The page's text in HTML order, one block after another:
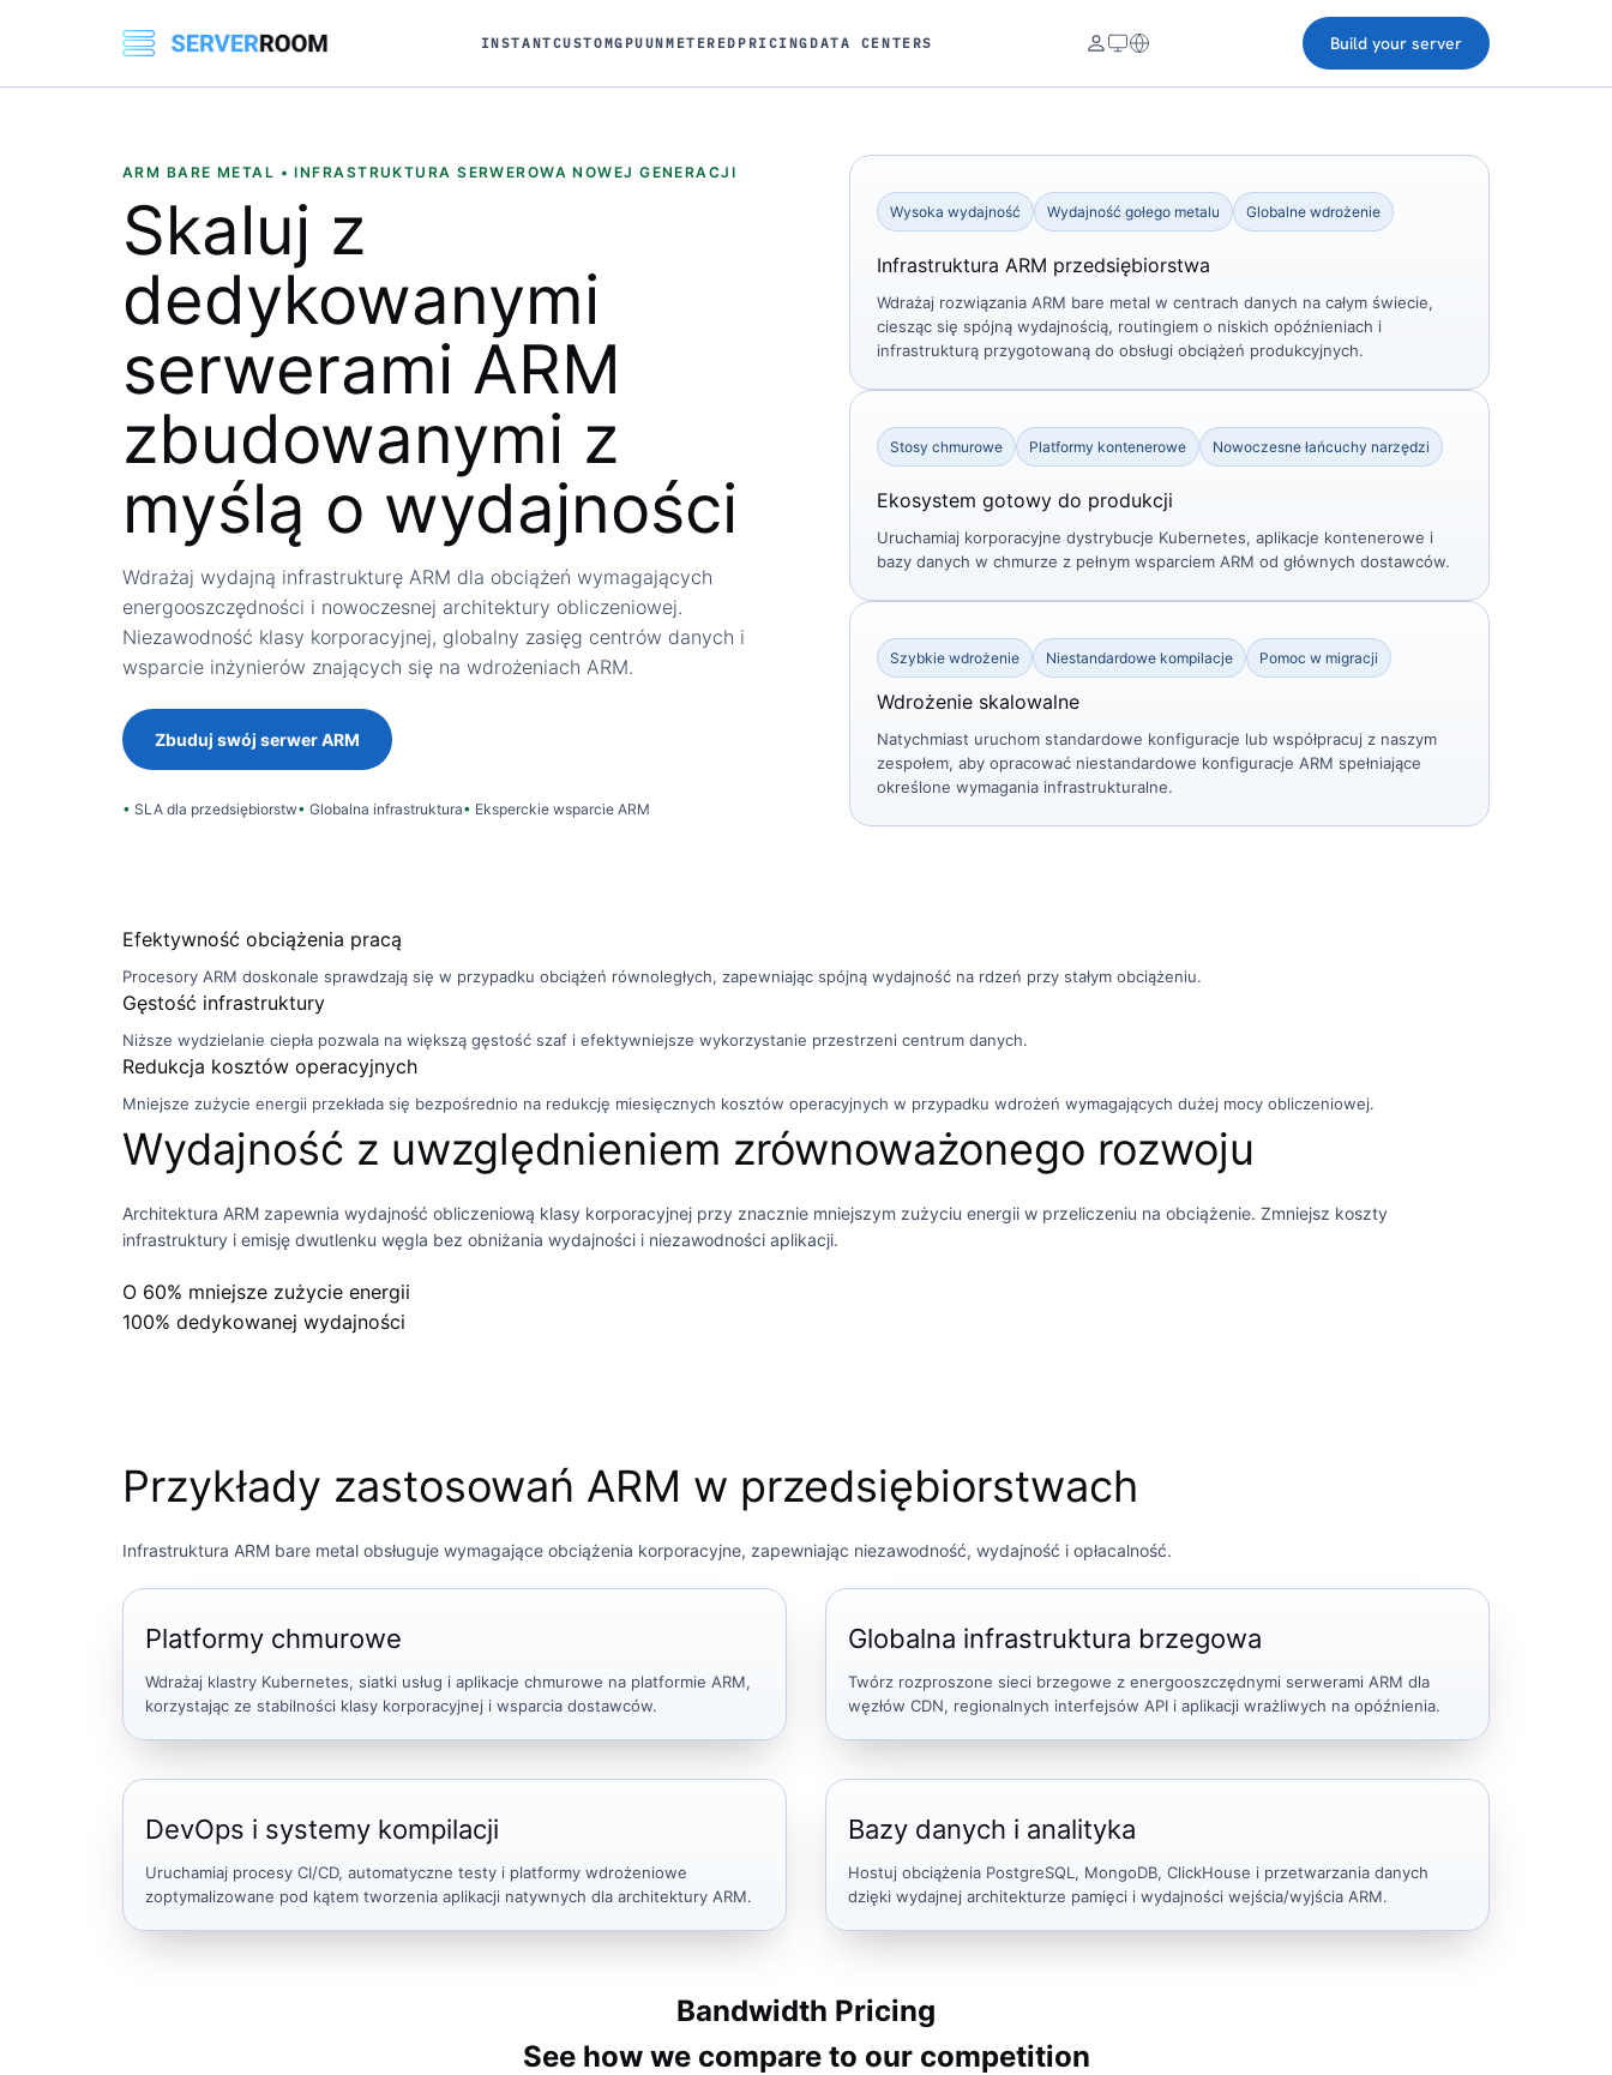
INSTANTCUSTOMGPUUNMETERED PRICING DATA CENTERS Build your server
ARM BARE METAL • INFRASTRUKTURA SERWEROWA NOWEJ GENERACJI
Skaluj z
dedykowanymi
serwerami ARM
zbudowanymi z
myślą o wydajności
Wdrażaj wydajną infrastrukturę ARM dla obciążeń wymagających
energooszczędności i nowoczesnej architektury obliczeniowej.
Niezawodność klasy korporacyjnej, globalny zasięg centrów danych i
wsparcie inżynierów znających się na wdrożeniach ARM.
Zbuduj swój serwer ARM
SLA dla przedsiębiorstw Globalna infrastruktura Eksperckie wsparcie ARM
Wysoka wydajność Wydajność gołego metalu Globalne wdrożenie
Infrastruktura ARM przedsiębiorstwa
Wdrażaj rozwiązania ARM bare metal w centrach danych na całym świecie,
ciesząc się spójną wydajnością, routingiem o niskich opóźnieniach i
infrastrukturą przygotowaną do obsługi obciążeń produkcyjnych.
Stosy chmurowe Platformy kontenerowe Nowoczesne łańcuchy narzędzi
Ekosystem gotowy do produkcji
Uruchamiaj korporacyjne dystrybucje Kubernetes, aplikacje kontenerowe i
bazy danych w chmurze z pełnym wsparciem ARM od głównych dostawców.
Szybkie wdrożenie Niestandardowe kompilacje Pomoc w migracji
Wdrożenie skalowalne
Natychmiast uruchom standardowe konfiguracje lub współpracuj z naszym
zespołem, aby opracować niestandardowe konfiguracje ARM spełniające
określone wymagania infrastrukturalne.
Efektywność obciążenia pracą
Procesory ARM doskonale sprawdzają się w przypadku obciążeń równoległych, zapewniając spójną wydajność na rdzeń przy stałym obciążeniu.
Gęstość infrastruktury
Niższe wydzielanie ciepła pozwala na większą gęstość szaf i efektywniejsze wykorzystanie przestrzeni centrum danych.
Redukcja kosztów operacyjnych
Mniejsze zużycie energii przekłada się bezpośrednio na redukcję miesięcznych kosztów operacyjnych w przypadku wdrożeń wymagających dużej mocy obliczeniowej.
Wydajność z uwzględnieniem zrównoważonego rozwoju
Architektura ARM zapewnia wydajność obliczeniową klasy korporacyjnej przy znacznie mniejszym zużyciu energii w przeliczeniu na obciążenie. Zmniejsz koszty
infrastruktury i emisję dwutlenku węgla bez obniżania wydajności i niezawodności aplikacji.
O 60% mniejsze zużycie energii
100% dedykowanej wydajności
Przykłady zastosowań ARM w przedsiębiorstwach
Infrastruktura ARM bare metal obsługuje wymagające obciążenia korporacyjne, zapewniając niezawodność, wydajność i opłacalność.
Platformy chmurowe
Wdrażaj klastry Kubernetes, siatki usług i aplikacje chmurowe na platformie ARM,
korzystając ze stabilności klasy korporacyjnej i wsparcia dostawców.
Globalna infrastruktura brzegowa
Twórz rozproszone sieci brzegowe z energooszczędnymi serwerami ARM dla
węzłów CDN, regionalnych interfejsów API i aplikacji wrażliwych na opóźnienia.
DevOps i systemy kompilacji
Uruchamiaj procesy CI/CD, automatyczne testy i platformy wdrożeniowe
zoptymalizowane pod kątem tworzenia aplikacji natywnych dla architektury ARM.
Bazy danych i analityka
Hostuj obciążenia PostgreSQL, MongoDB, ClickHouse i przetwarzania danych
dzięki wydajnej architekturze pamięci i wydajności wejścia/wyjścia ARM.
Bandwidth Pricing
See how we compare to our competition